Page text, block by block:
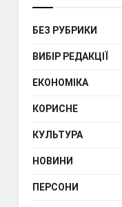
БЕЗ РУБРИКИ
ВИБІР РЕДАКЦІЇ
ЕКОНОМІКА
КОРИСНЕ
КУЛЬТУРА
НОВИНИ
ПЕРСОНИ